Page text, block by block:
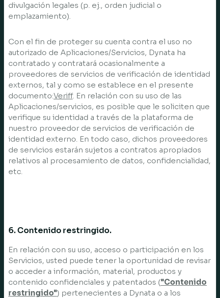
divulgación legales (p. ej., orden judicial o
emplazamiento).
Con el fin de proteger su cuenta contra el uso no
autorizado de Aplicaciones/Servicios, Dynata ha
contratado y contratará ocasionalmente a
proveedores de servicios de verificación de identidad
externos, tal y como se establece en el presente
documento:Veriff. En relación con su uso de las
Aplicaciones/servicios, es posible que le soliciten que
verifique su identidad a través de la plataforma de
nuestro proveedor de servicios de verificación de
identidad externo. En todo caso, dichos proveedores
de servicios estarán sujetos a contratos apropiados
relativos al procesamiento de datos, confidencialidad,
etc.
6. Contenido restringido.
En relación con su uso, acceso o participación en los
Servicios, usted puede tener la oportunidad de revisar
o acceder a información, material, productos y
contenido confidenciales y patentados ("Contenido
restringido") pertenecientes a Dynata o a los